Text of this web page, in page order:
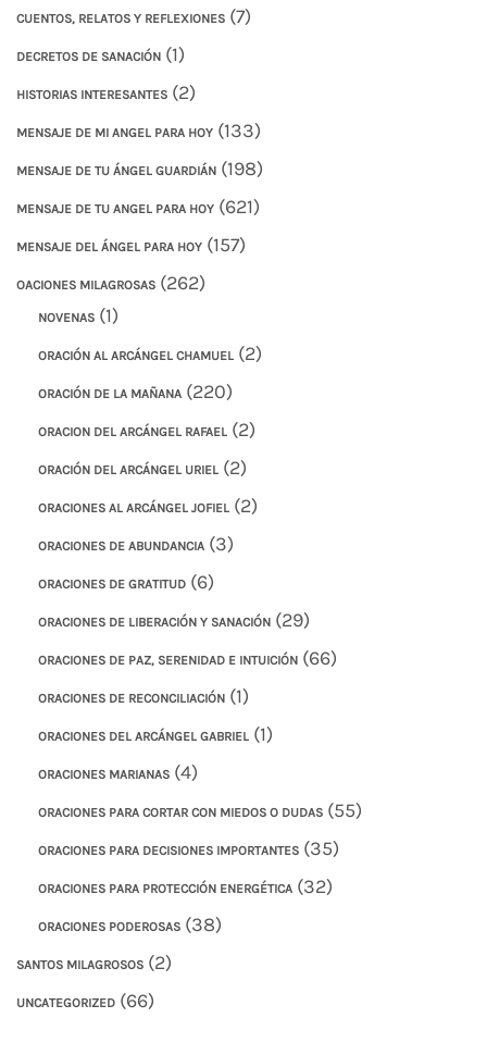
CUENTOS, RELATOS Y REFLEXIONES (7)
DECRETOS DE SANACIÓN (1)
HISTORIAS INTERESANTES (2)
MENSAJE DE MI ANGEL PARA HOY (133)
MENSAJE DE TU ÁNGEL GUARDIÁN (198)
MENSAJE DE TU ANGEL PARA HOY (621)
MENSAJE DEL ÁNGEL PARA HOY (157)
OACIONES MILAGROSAS (262)
NOVENAS (1)
ORACIÓN AL ARCÁNGEL CHAMUEL (2)
ORACIÓN DE LA MAÑANA (220)
ORACION DEL ARCÁNGEL RAFAEL (2)
ORACIÓN DEL ARCÁNGEL URIEL (2)
ORACIONES AL ARCÁNGEL JOFIEL (2)
ORACIONES DE ABUNDANCIA (3)
ORACIONES DE GRATITUD (6)
ORACIONES DE LIBERACIÓN Y SANACIÓN (29)
ORACIONES DE PAZ, SERENIDAD E INTUICIÓN (66)
ORACIONES DE RECONCILIACIÓN (1)
ORACIONES DEL ARCÁNGEL GABRIEL (1)
ORACIONES MARIANAS (4)
ORACIONES PARA CORTAR CON MIEDOS O DUDAS (55)
ORACIONES PARA DECISIONES IMPORTANTES (35)
ORACIONES PARA PROTECCIÓN ENERGÉTICA (32)
ORACIONES PODEROSAS (38)
SANTOS MILAGROSOS (2)
UNCATEGORIZED (66)